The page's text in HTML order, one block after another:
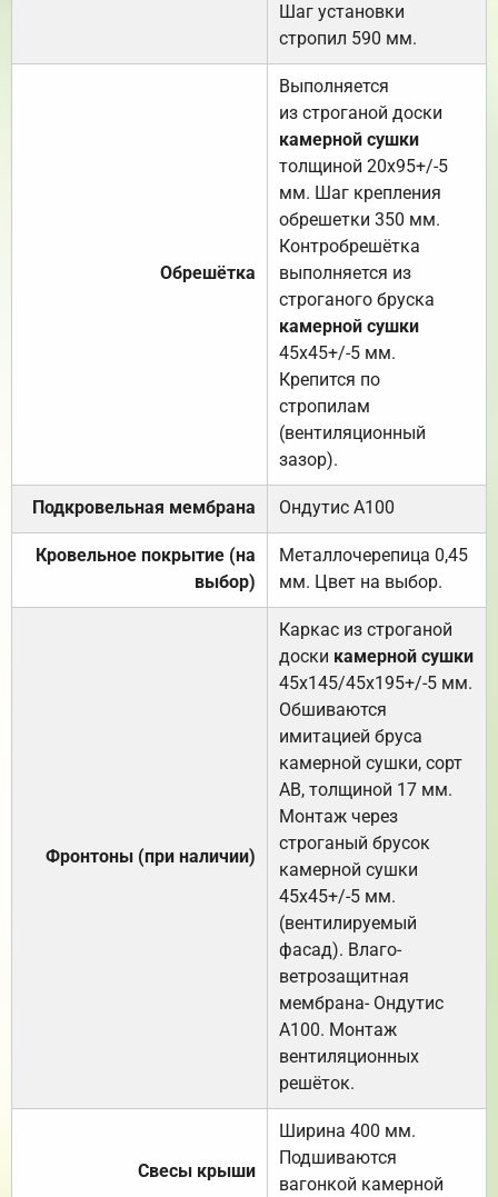
Шаг установки
стропил 590 мм.
Обрешётка
Выполняется
из строганой доски
камерной сушки
толщиной 20х95+/-5
мм. Шаг крепления
обрешетки 350 мм.
Контробрешётка
выполняется из
строганого бруска
камерной сушки
45х45+/-5 мм.
Крепится по
стропилам
(вентиляционный
зазор).
Подкровельная мембрана Ондутис А100
Кровельное покрытие (на
выбор)
Металлочерепица 0,45
мм. Цвет на выбор.
Фронтоны (при наличии)
Каркас из строганой
доски камерной сушки
45х145/45х195+/-5 мм.
Обшиваются
имитацией бруса
камерной сушки, сорт
АВ, толщиной 17 мм.
Монтаж через
строганый брусок
камерной сушки
45х45+/-5 мм.
(вентилируемый
фасад). Влаго-
ветрозащитная
мембрана- Ондутис
А100. Монтаж
вентиляционных
решёток.
Свесы крыши
Ширина 400 мм.
Подшиваются
вагонкой камерной